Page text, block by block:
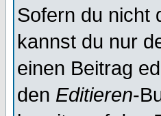
Sofern du nicht
kannst du nur
einen Beitrag
den Editieren-